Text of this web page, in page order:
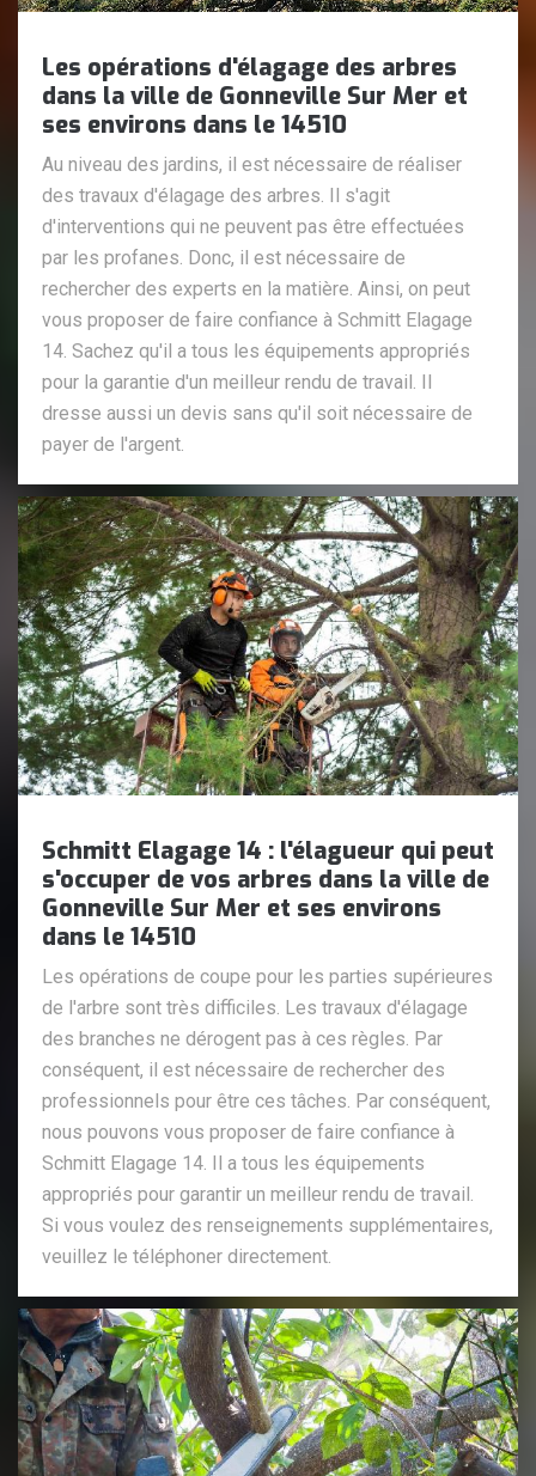
Les opérations d'élagage des arbres
dans la ville de Gonneville Sur Mer et
ses environs dans le 14510
Au niveau des jardins, il est nécessaire de réaliser
des travaux d'élagage des arbres. Il s'agit
d'interventions qui ne peuvent pas être effectuées
par les profanes. Donc, il est nécessaire de
rechercher des experts en la matière. Ainsi, on peut
vous proposer de faire confiance à Schmitt Elagage
14. Sachez qu'il a tous les équipements appropriés
pour la garantie d'un meilleur rendu de travail. Il
dresse aussi un devis sans qu'il soit nécessaire de
payer de l'argent.
Schmitt Elagage 14 : l'élagueur qui peut
s'occuper de vos arbres dans la ville de
Gonneville Sur Mer et ses environs
dans le 14510
Les opérations de coupe pour les parties supérieures
de l'arbre sont très difficiles. Les travaux d'élagage
des branches ne dérogent pas à ces règles. Par
conséquent, il est nécessaire de rechercher des
professionnels pour être ces tâches. Par conséquent,
nous pouvons vous proposer de faire confiance à
Schmitt Elagage 14. Il a tous les équipements
appropriés pour garantir un meilleur rendu de travail.
Si vous voulez des renseignements supplémentaires,
veuillez le téléphoner directement.